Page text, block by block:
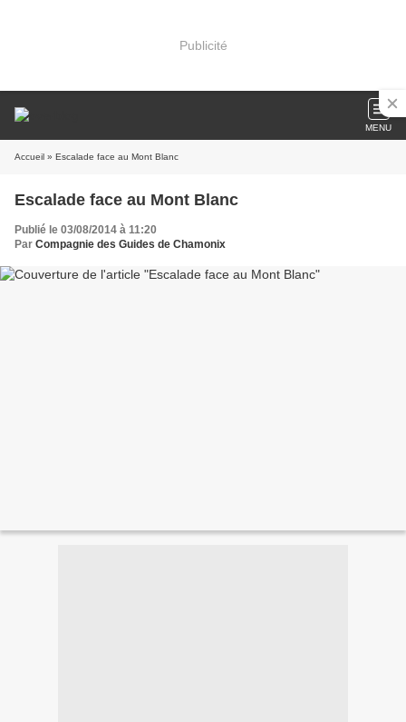
Publicité
MENU
Accueil » Escalade face au Mont Blanc
Escalade face au Mont Blanc
Publié le 03/08/2014 à 11:20
Par Compagnie des Guides de Chamonix